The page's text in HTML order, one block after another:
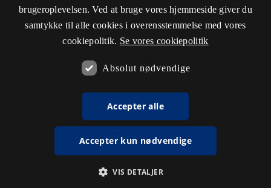
brugeroplevelsen. Ved at bruge vores hjemmeside giver du
samtykke til alle cookies i overensstemmelse med vores
cookiepolitik. Se vores cookiepolitik
Absolut nødvendige
Accepter alle
Accepter kun nødvendige
VIS DETALJER